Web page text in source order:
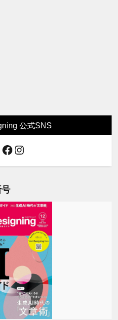
公式SNS
Facebook
Instagram